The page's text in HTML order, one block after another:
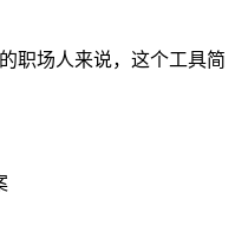
职场人来说，这个工具简